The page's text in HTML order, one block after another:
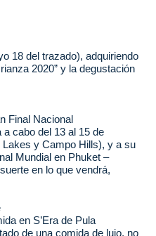
18 del trazado), adquiriendo
2020” y la degustación
Final Nacional
cabo del 13 al 15 de
Lakes y Campo Hills), y a su
Mundial en Phuket –
en lo que vendrá,
en S’Era de Pula
de una comida de lujo, no